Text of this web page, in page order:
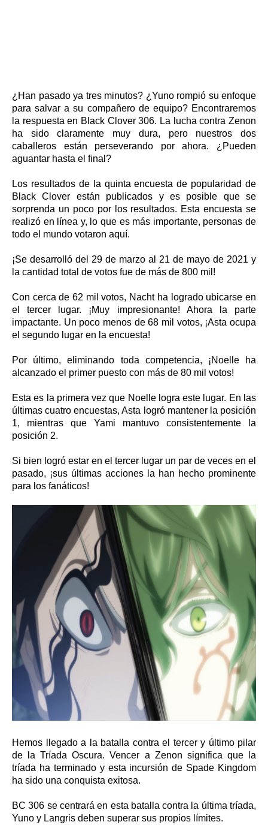
¿Han pasado ya tres minutos? ¿Yuno rompió su enfoque
para salvar a su compañero de equipo? Encontraremos
la respuesta en Black Clover 306. La lucha contra Zenon
ha sido claramente muy dura, pero nuestros dos
caballeros están perseverando por ahora. ¿Pueden
aguantar hasta el final?
Los resultados de la quinta encuesta de popularidad de
Black Clover están publicados y es posible que se
sorprenda un poco por los resultados. Esta encuesta se
realizó en línea y, lo que es más importante, personas de
todo el mundo votaron aquí.
¡Se desarrolló del 29 de marzo al 21 de mayo de 2021 y
la cantidad total de votos fue de más de 800 mil!
Con cerca de 62 mil votos, Nacht ha logrado ubicarse en
el tercer lugar. ¡Muy impresionante! Ahora la parte
impactante. Un poco menos de 68 mil votos, ¡Asta ocupa
el segundo lugar en la encuesta!
Por último, eliminando toda competencia, ¡Noelle ha
alcanzado el primer puesto con más de 80 mil votos!
Esta es la primera vez que Noelle logra este lugar. En las
últimas cuatro encuestas, Asta logró mantener la posición
1, mientras que Yami mantuvo consistentemente la
posición 2.
Si bien logró estar en el tercer lugar un par de veces en el
pasado, ¡sus últimas acciones la han hecho prominente
para los fanáticos!
Hemos llegado a la batalla contra el tercer y último pilar
de la Tríada Oscura. Vencer a Zenon significa que la
tríada ha terminado y esta incursión de Spade Kingdom
ha sido una conquista exitosa.
BC 306 se centrará en esta batalla contra la última tríada,
Yuno y Langris deben superar sus propios límites.